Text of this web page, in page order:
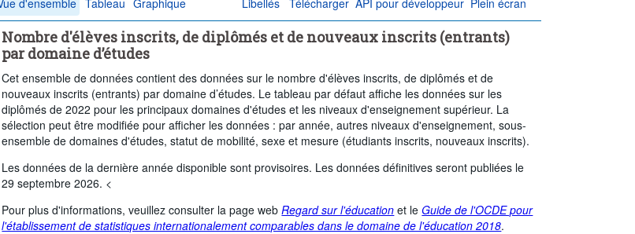
Domaines d’études:
Programmes et certifications génériques
Éducation (grand domaine)
Lettres et arts
Sciences sociales, journalisme et information
Commerce, administration et droit
Sciences naturelles, mathématiques et statistiques
Technologies de l’information et de la communication (grand domaine)
Ingénierie, industries de transformation et construction
Agriculture, sylviculture, halieutique et sciences vétérinaires
Santé et protection sociale
Mobilité:
Total Sexe: Total Fréquence d'observation:
Annuelle
Supprimer tout
Nombre d'élèves inscrits, de diplômés et de nouveaux inscrits (entrants)
par domaine d’études
Cet ensemble de données contient des données sur le nombre d'élèves inscrits, de diplômés et de
nouveaux inscrits (entrants) par domaine d’études. Le tableau par défaut affiche les données sur les
diplômés de 2022 pour les principaux domaines d'études et les niveaux d'enseignement supérieur. La
sélection peut être modifiée pour afficher les données : par année, autres niveaux d'enseignement, sous-
ensemble de domaines d'études, statut de mobilité, sexe et mesure (étudiants inscrits, nouveaux inscrits).
Les données de la dernière année disponible sont provisoires. Les données définitives seront publiées le
29 septembre 2026. <
Pour plus d'informations, veuillez consulter la page webRegard sur l'éducation et leGuide de l'OCDE pour
l'établissement de statistiques internationalement comparables dans le domaine de l'éducation 2018.